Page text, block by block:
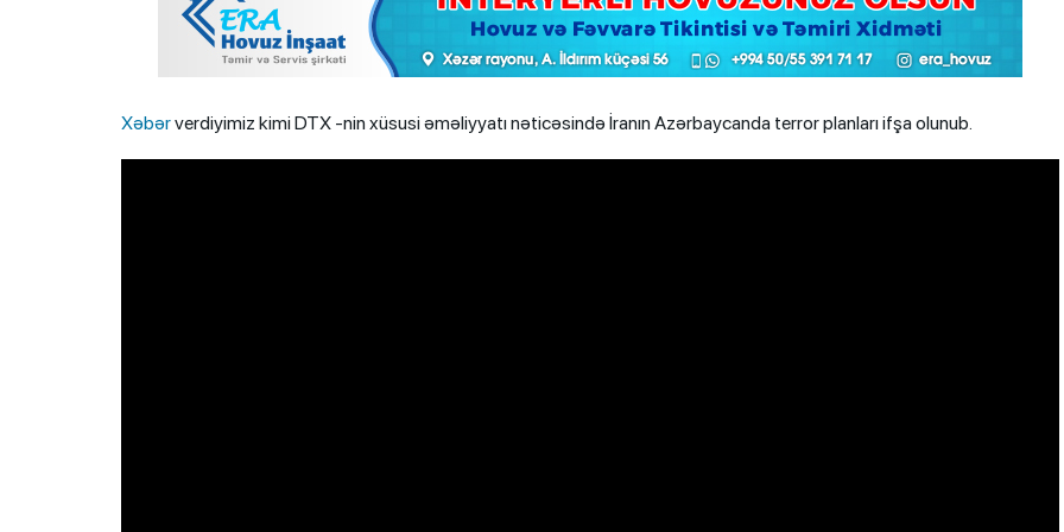
Xəbərverdiyimiz kimi DTX -nin xüsusi əməliyyatı nəticəsində İranın Azərbaycanda terror planları ifşa olunub.